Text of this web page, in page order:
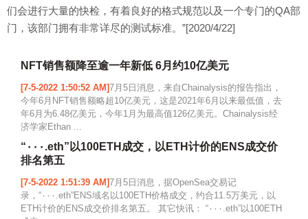
们会进行大量的快检，有着良好的格式规范以及一个专门的QA部
门，该部门拥有非常详尽的测试标准。”[2020/4/22]
NFT销售额降至逾一年新低 6月约10亿美元
[7-5-2022 1:50:52 AM]7月5日消息，来自Chainalysis的报告指出，
今年6月NFT销售额略超10亿美元，这是2021年6月以来最低值，去
年6月为6.48亿美元，今年1月为最高值126亿美元。Chainalysis经
济学家Ethan ...
“٠٠٠.eth”以100ETH成交，以ETH计价的ENS成交价
排名第五
[7-5-2022 1:51:39 AM]7月5日消息，据OpenSea交易记
录，“٠٠٠.eth”ENS域名以100ETH价格成交，约合11.5万美元，以
ETH计价的ENS成交价排名第五。 其它快讯： “٠٠٠.eth”以100ETH